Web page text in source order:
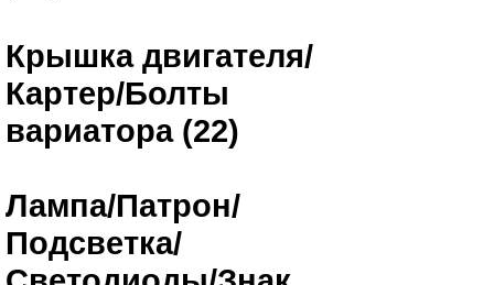
Крышка двигателя/
Картер/Болты
вариатора (22)
Лампа/Патрон/
Подсветка/